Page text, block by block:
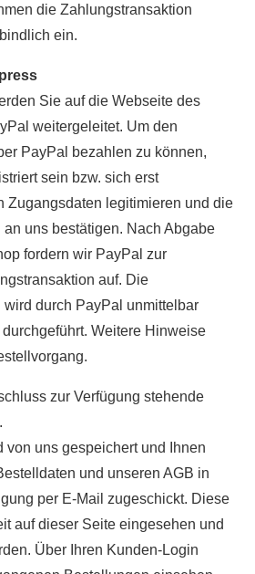
die Zahlungstransaktion
ein.
Sie auf die Webseite des
weitergeleitet. Um den
PayPal bezahlen zu können,
sein bzw. sich erst
Zugangsdaten legitimieren und die
uns bestätigen. Nach Abgabe
fordern wir PayPal zur
auf. Die
durch PayPal unmittelbar
Weitere Hinweise
zur Verfügung stehende
von uns gespeichert und Ihnen
und unseren AGB in
per E-Mail zugeschickt. Diese
auf dieser Seite eingesehen und
Über Ihren Kunden-Login